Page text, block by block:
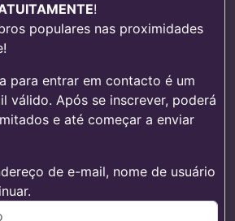
!
populares nas proximidades
para entrar em contacto é um
válido. Após se inscrever, poderá
e até começar a enviar
de e-mail, nome de usuário